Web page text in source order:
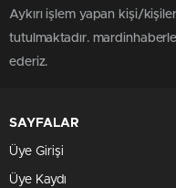
Aykırı işlem yapan kişi/
tutulmaktadır.
ederiz.
SAYFALAR
Üye Girişi
Üye Kaydı